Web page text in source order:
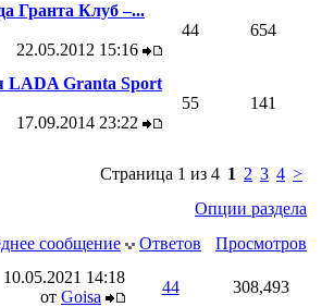
Гранта Клуб –...
22.05.2012 15:16
44 654
LADA Granta Sport
17.09.2014 23:22
55 141
Страница 1 из 4 1 2 3 4 >
Опции раздела
сообщение Ответов
Просмотров
10.05.2021 14:18
от Goisa
44 308,493